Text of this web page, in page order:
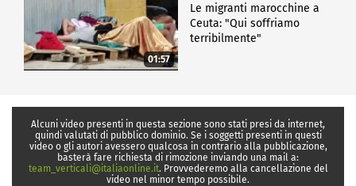
01:57
Le migranti marocchine a
Ceuta: "Qui soffriamo
terribilmente"
Alcuni video presenti in questa sezione sono stati presi da internet,
quindi valutati di pubblico dominio. Se i soggetti presenti in questi
video o gli autori avessero qualcosa in contrario alla pubblicazione,
basterà fare richiesta di rimozione inviando una mail a:
team_verticali@italiaonline.it. Provvederemo alla cancellazione del
video nel minor tempo possibile.